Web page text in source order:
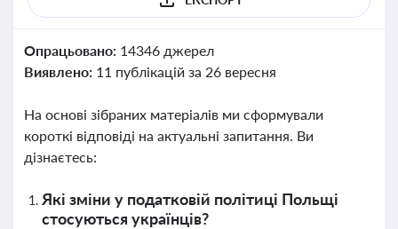
Опрацьовано: 14346 джерел
Виявлено: 11 публікацій за 26 вересня
На основі зібраних матеріалів ми сформували
короткі відповіді на актуальні запитання. Ви
дізнаєтесь:
Які зміни у податковій політиці Польщі
стосуються українців?